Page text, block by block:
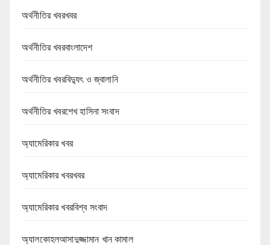
অর্থনীতির খবরখবর
অর্থনীতির খবরবাংলাদেশ
অর্থনীতির খবরবিদ্যুৎ ও জ্বালানি
অর্থনীতির খবরশেখ হাসিনা সংবাদ
অ্যামেরিকার খবর
অ্যামেরিকার খবরখবর
অ্যামেরিকার খবরবিশ্ব সংবাদ
অ্যালকোহলআসাদুজ্জামান খান কামাল